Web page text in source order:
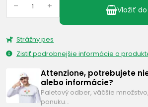
– + Vložiť
Strážny pes
Zistiť podrobnejšie informácie o
Attenzione, potrebujete
alebo informácie?
Paletový odber, väčšie
ponuku…